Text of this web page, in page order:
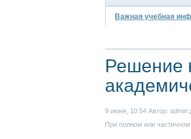
Важная учебная
Решение
9 июня, 10:54 Автор: admin
При полном или частичном